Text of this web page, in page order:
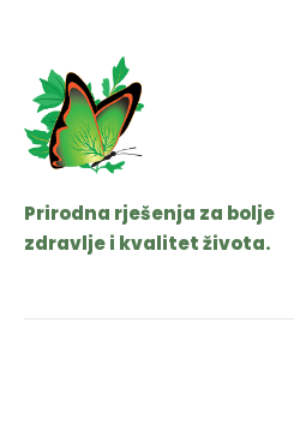
Prirodna rješenja za bolje
zdravlje i kvalitet života.